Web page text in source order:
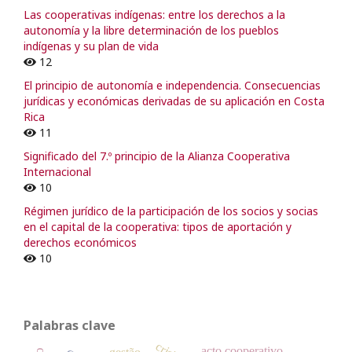
Las cooperativas indígenas: entre los derechos a la
autonomía y la libre determinación de los pueblos
indígenas y su plan de vida
12
El principio de autonomía e independencia. Consecuencias
jurídicas y económicas derivadas de su aplicación en Costa
Rica
11
Significado del 7.º principio de la Alianza Cooperativa
Internacional
10
Régimen jurídico de la participación de los socios y socias
en el capital de la cooperativa: tipos de aportación y
derechos económicos
10
Palabras clave